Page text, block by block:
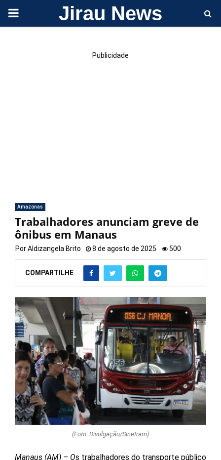
PRIMARY Jirau News
Publicidade
Amazonas
Trabalhadores anunciam greve de
ônibus em Manaus
PorAldizangela Brito 8 de agosto de 2025 500
COMPARTILHE
(Foto: Divulgação/Sinetram)
Manaus (AM) – Os trabalhadores do transporte público